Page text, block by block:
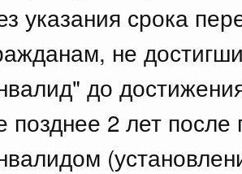
указания срока
не
до
позднее 2 лет